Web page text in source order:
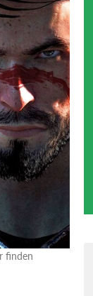
finden